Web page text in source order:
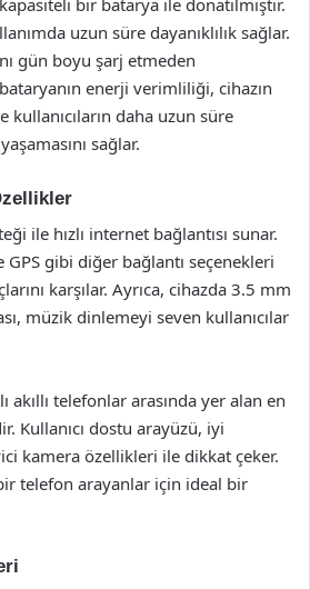
uzun süre dayanıklılık sağlar.
gün boyu şarj etmeden
enerji verimliliği, cihazın
kullanıcıların daha uzun süre
sağlar.
ile hızlı internet bağlantısı sunar.
gibi diğer bağlantı seçenekleri
karşılar. Ayrıca, cihazda 3.5 mm
müzik dinlemeyi seven kullanıcılar
akıllı telefonlar arasında yer alan en
Kullanıcı dostu arayüzü, iyi
kamera özellikleri ile dikkat çeker.
telefon arayanlar için ideal bir